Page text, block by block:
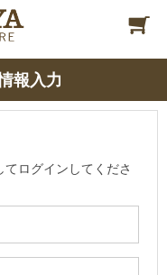
報入力
ログインしてくださ